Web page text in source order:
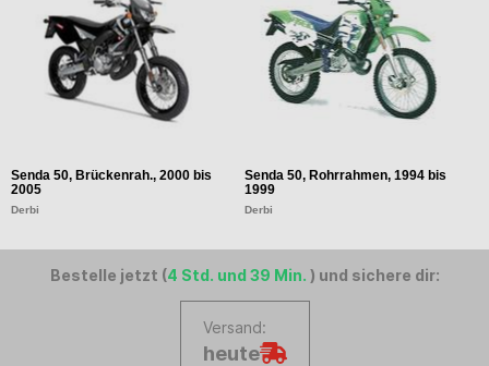
Senda 50, Brückenrah., 2000 bis
2005
Derbi
Senda 50, Rohrrahmen, 1994 bis
1999
Derbi
Bestelle jetzt (4 Std. und 39 Min. ) und sichere dir:
Versand:
heute